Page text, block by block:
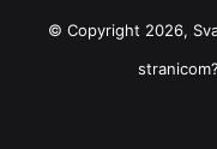
© Copyright 2026,